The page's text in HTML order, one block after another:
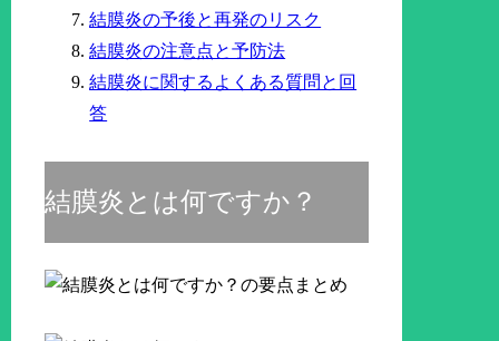
結膜炎の予後と再発のリスク
結膜炎の注意点と予防法
結膜炎に関するよくある質問と回
答
結膜炎とは何ですか？